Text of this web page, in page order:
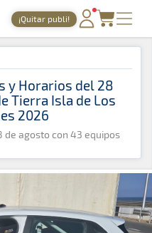
motor desde 1999
¡Quitar publi!
PORTADA
TIEMPOS ONLINE
NOTICIAS
AGENDA
GALERÍAS
TIENDA
ARCHIVO
y Horarios del 28
Tierra Isla de Los
2026
de agosto con 43 equipos